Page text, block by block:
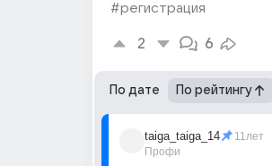
#регистрация
2 6
По дате По рейтингу
taiga_taiga_14
Профи
11лет